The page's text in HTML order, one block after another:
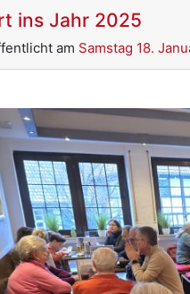
ins Jahr 2025
am Samstag 18.